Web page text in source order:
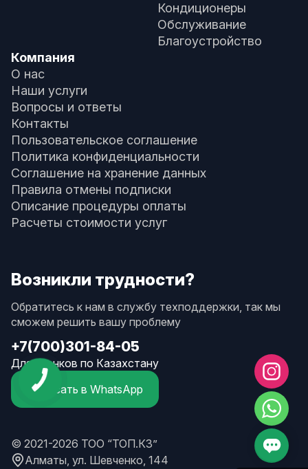
Кондиционеры
Обслуживание
Благоустройство
Компания
О нас
Наши услуги
Вопросы и ответы
Контакты
Пользовательское соглашение
Политика конфиденциальности
Соглашение на хранение данных
Правила отмены подписки
Описание процедуры оплаты
Расчеты стоимости услуг
Возникли трудности?
Обратитесь к нам в службу техподдержки, так мы
сможем решить вашу проблему
+7(700)301-84-05
Для звонков по Казахстану
Написать в WhatsApp
© 2021-2026 ТОО “ТОП.КЗ”
Алматы, ул. Шевченко, 144